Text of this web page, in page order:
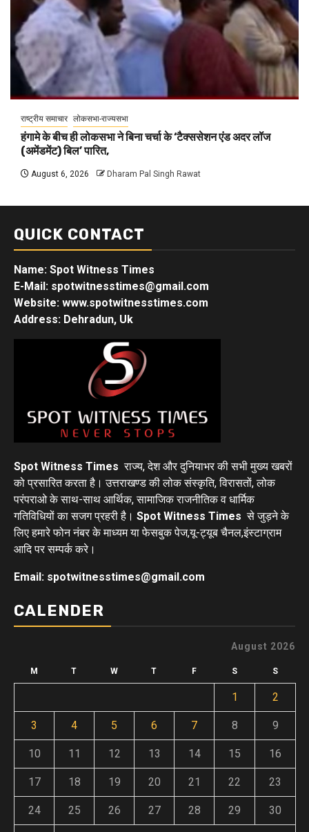
राष्ट्रीय समाचार लोकसभा-राज्यसभा
हंगामे के बीच ही लोकसभा ने बिना चर्चा के ‘टैक्ससेशन एंड अदर लॉज
(अमेंडमेंट) बिल’ पारित,
August 6, 2026 Dharam Pal Singh Rawat
QUICK CONTACT
Name: Spot Witness Times
E-Mail: spotwitnesstimes@gmail.com
Website: www.spotwitnesstimes.com
Address: Dehradun, Uk
Spot Witness Times राज्य, देश और दुनियाभर की सभी मुख्य खबरों
को प्रसारित करता है। उत्तराखण्ड की लोक संस्कृति, विरासतों, लोक
परंपराओ के साथ-साथ आर्थिक, सामाजिक राजनीतिक व धार्मिक
गतिविधियों का सजग प्रहरी है। Spot Witness Times से जुड़ने के
लिए हमारे फोन नंबर के माध्यम या फेसबुक पेज,यू-ट्यूब चैनल,इंस्टाग्राम
आदि पर सम्पर्क करे।
Email: spotwitnesstimes@gmail.com
CALENDER
August 2026
M T W T F S S
1 2
3 4 5 6 7 8 9
10 11 12 13 14 15 16
17 18 19 20 21 22 23
24 25 26 27 28 29 30